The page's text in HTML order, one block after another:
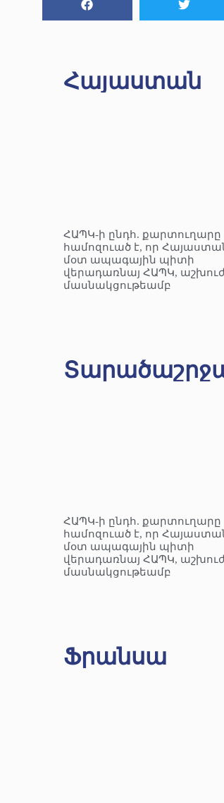
Հայաստան
ՀԱՊԿ-ի ընդհ. քարտուղարը
համոզուած է, որ
մօտ ապագային պիտի
վերադառնայ ՀԱՊԿ,
մասնակցութեամբ
ՀԱՊԿ-ի ընդհ. քարտուղարը
համոզուած է, որ
մօտ ապագային պիտի
վերադառնայ ՀԱՊԿ,
մասնակցութեամբ
Ֆրանսա